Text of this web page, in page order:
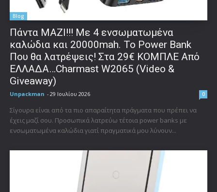
Blog
Πάντα ΜΑΖΙ!!! Με 4 ενσωματωμένα
καλώδια και 20000mah. Το Power Bank
Που θα λατρέψεις! Στα 29€ ΚΟΜΠΛΕ Από
ΕΛΛΑΔΑ…Charmast W2065 (Video &
Giveaway)
Unpackman - 29 Ιουλίου 2026 0
Σίγουρα είναι από τα πιο απαραίτητα πράγματα που πρέπει να
έχεις μαζί σου. Προσωπικά λατρεύω τέτοια power banks με
ενσωματωμένα καλώδια γιατί πραγματικά μου λύνουν...